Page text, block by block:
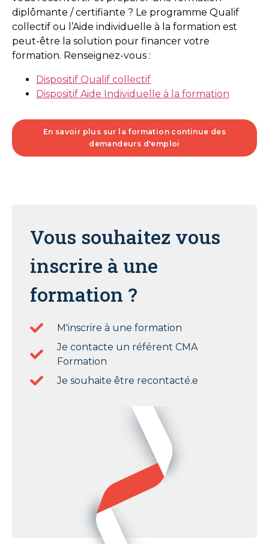
diplômante / certifiante ? Le programme Qualif
collectif ou l’Aide individuelle à la formation est
peut-être la solution pour financer votre
formation. Renseignez-vous :
Dispositif Qualif collectif
Dispositif Aide Individuelle à la formation
En savoir plus sur la formation continue des
demandeurs d'emploi
Vous souhaitez vous
inscrire à une
formation ?
M'inscrire à une formation
Je contacte un référent CMA
Formation
Je souhaite être recontacté.e